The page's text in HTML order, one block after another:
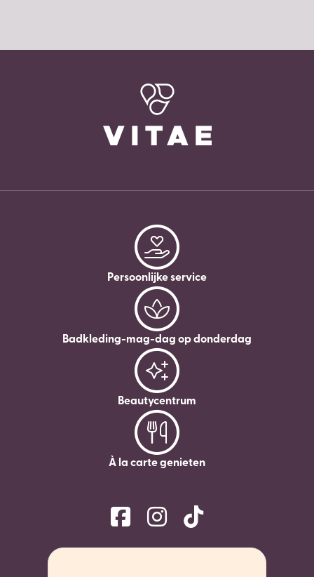
Persoonlijke service
Badkleding-mag-dag op donderdag
Beautycentrum
À la carte genieten